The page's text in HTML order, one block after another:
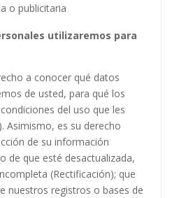
o publicitaria
utilizaremos para
a conocer qué datos
de usted, para qué los
del uso que les
Asimismo, es su derecho
de su información
de que esté desactualizada,
(Rectificación); que
nuestros registros o bases de